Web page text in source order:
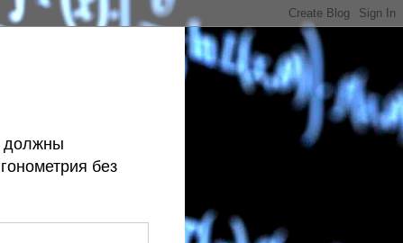
должны
без